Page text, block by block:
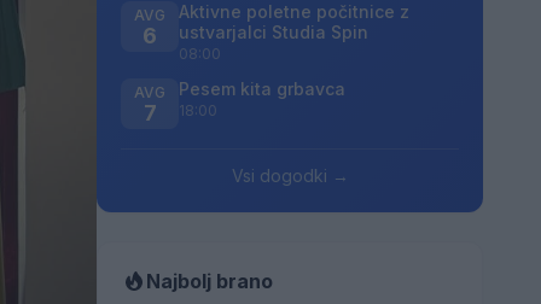
AVG
6
Aktivne poletne počitnice z
ustvarjalci Studia Spin
08:00
AVG
7
Pesem kita grbavca
18:00
Vsi dogodki →
Najbolj brano